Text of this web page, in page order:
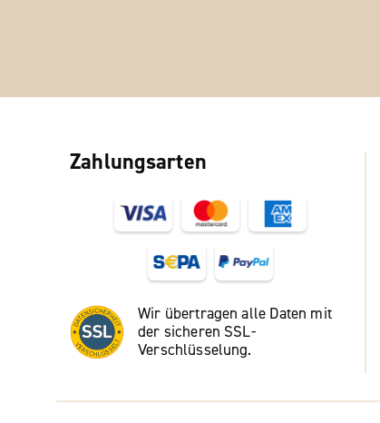
Zahlungsarten
Wir übertragen alle Daten mit
der sicheren SSL-
Verschlüsselung.